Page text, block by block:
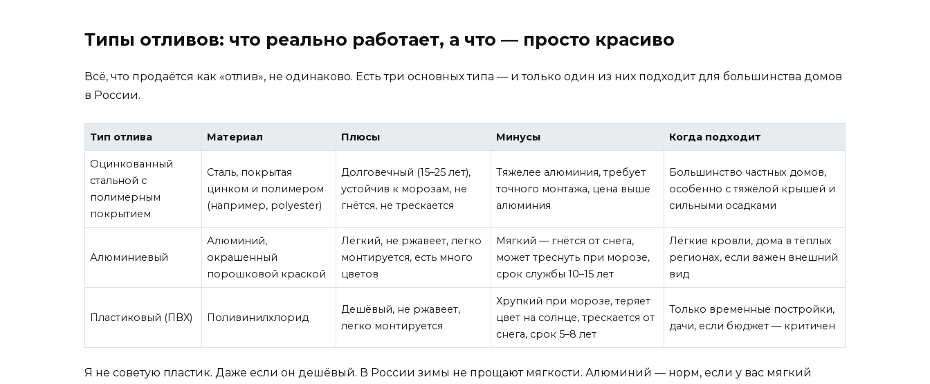
Типы отливов: что реально работает, а что — просто красиво
Всё, что продаётся как «отлив», не одинаково. Есть три основных типа — и только один из них подходит для большинства домов
в России.
Тип отлива Материал Плюсы Минусы Когда подходит
Оцинкованный
стальной с
полимерным
покрытием
Сталь, покрытая
цинком и полимером
(например, polyester)
Долговечный (15–25 лет),
устойчив к морозам, не
гнётся, не трескается
Тяжелее алюминия, требует
точного монтажа, цена выше
алюминия
Большинство частных домов,
особенно с тяжёлой крышей и
сильными осадками
Алюминиевый
Алюминий,
окрашенный
порошковой краской
Лёгкий, не ржавеет, легко
монтируется, есть много
цветов
Мягкий — гнётся от снега,
может треснуть при морозе,
срок службы 10–15 лет
Лёгкие кровли, дома в тёплых
регионах, если важен внешний
вид
Пластиковый (ПВХ) Поливинилхлорид
Дешёвый, не ржавеет,
легко монтируется
Хрупкий при морозе, теряет
цвет на солнце, трескается от
снега, срок 5–8 лет
Только временные постройки,
дачи, если бюджет — критичен
Я не советую пластик. Даже если он дешёвый. В России зимы не прощают мягкости. Алюминий — норм, если у вас мягкий